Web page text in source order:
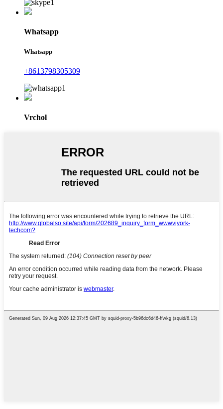
Whatsapp
Whatsapp
+8613798305309
Vrchol